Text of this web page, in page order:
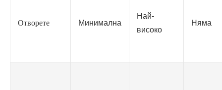
Отворете Минимална
Най-
високо
Няма